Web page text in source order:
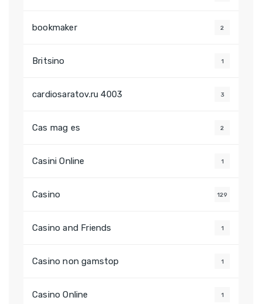
bookmaker 2
Britsino 1
cardiosaratov.ru 4003 3
Cas mag es 2
Casini Online 1
Casino 129
Casino and Friends 1
Casino non gamstop 1
Casino Online 1